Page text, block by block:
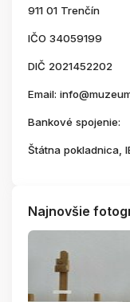
911 01 Trenčín
IČO 34059199
DIČ 2021452202
Email:
Bankové spojenie:
Štátna pokladnica,
Najnovšie